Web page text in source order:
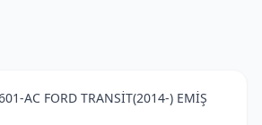
AC FORD TRANSİT(2014-) EMİŞ